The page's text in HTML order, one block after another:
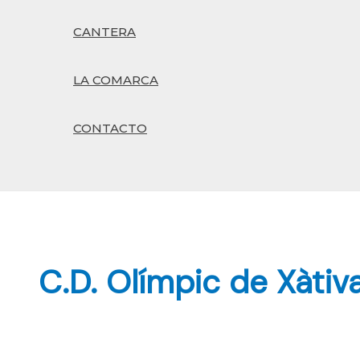
CANTERA
LA COMARCA
CONTACTO
C.D. Olímpic de